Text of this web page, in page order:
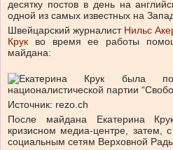
десятку постов в день на
одной из самых известных на
Швейцарский журналист Нильс
Крук во время ее работы
майдана:
Источник: rezo.ch
После майдана Екатерина
кризисном медиа-центре, затем,
социальным сетям Верховной